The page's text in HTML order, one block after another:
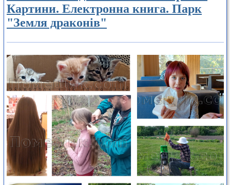
Картини. Електронна книга. Парк
"Земля драконів"